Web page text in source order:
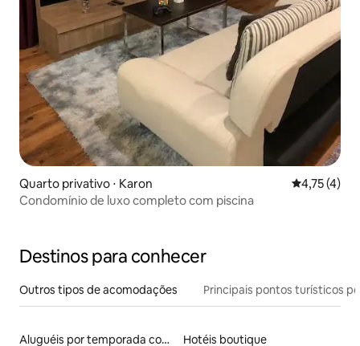
Quarto privativo ⋅ Karon 4,75 de
4,75 (4)
Condomínio de luxo completo com piscina
Destinos para conhecer
Outros tipos de acomodações Principais pontos turísticos
Aluguéis por temporada com sauna
Hotéis boutique